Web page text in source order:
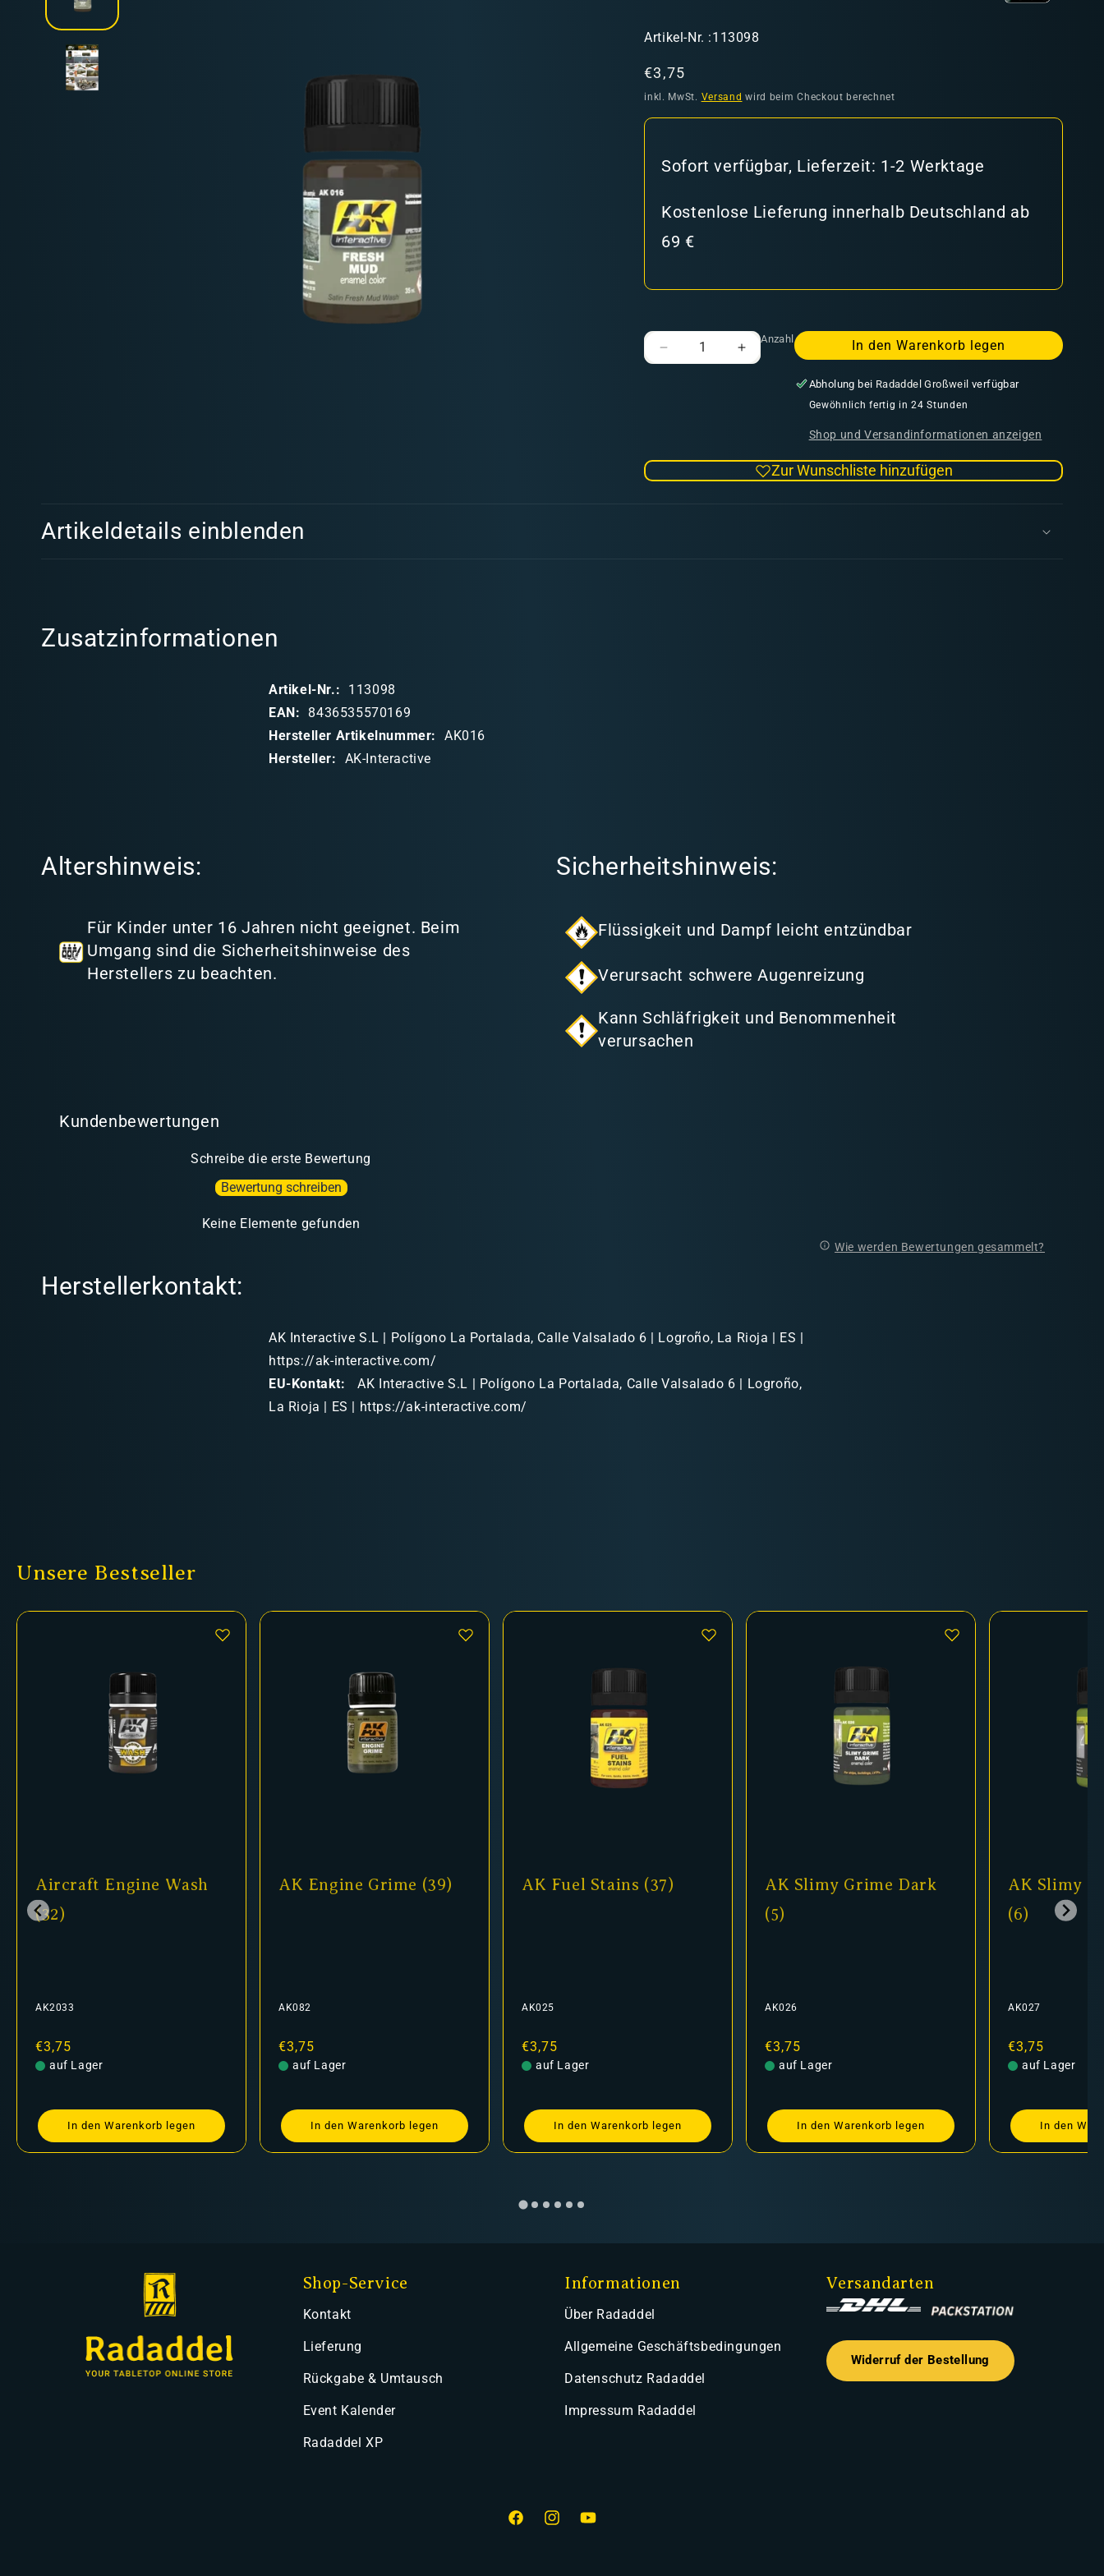
SKU:
Artikel-Nr. :113098
Normaler
Preis
€3,75
inkl. MwSt. Versand wird beim Checkout berechnet
Sofort verfügbar, Lieferzeit: 1-2 Werktage
Kostenlose Lieferung innerhalb Deutschland ab
69 €
In den Warenkorb legen
Abholung bei Radaddel Großweil verfügbar
Gewöhnlich fertig in 24 Stunden
Shop und Versandinformationen anzeigen
Anzahl
Verringere
(43)
Erhöhe
(43)
Zur Wunschliste hinzufügen
i
a
n
Artikeldetails einblenden
Zusatzinformationen
Artikel-Nr.:
113098
EAN:
8436535570169
Hersteller Artikelnummer:
AK016
Hersteller:
AK-Interactive
Altershinweis: Sicherheitshinweis:
Für Kinder unter 16 Jahren nicht geeignet. Beim
Umgang sind die Sicherheitshinweise des
Herstellers zu beachten.
Flüssigkeit und Dampf leicht entzündbar
Verursacht schwere Augenreizung
Kann Schläfrigkeit und Benommenheit
verursachen
Kundenbewertungen
Schreibe die erste Bewertung
Bewertung schreiben
Keine Elemente gefunden
Wie werden Bewertungen gesammelt?
Herstellerkontakt:
AK Interactive S.L | Polígono La Portalada, Calle Valsalado 6 | Logroño, La Rioja | ES |
https://ak-interactive.com/
EU-Kontakt:
AK Interactive S.L | Polígono La Portalada, Calle Valsalado 6 | Logroño,
La Rioja | ES | https://ak-interactive.com/
Unsere Bestseller
Aircraft Engine Wash
(32)
AK2033
Normaler
Preis
€3,75
auf Lager
In den Warenkorb legen
AK Engine Grime (39)
AK082
Normaler
Preis
€3,75
auf Lager
In den Warenkorb legen
AK Fuel Stains (37)
AK025
Normaler
Preis
€3,75
auf Lager
In den Warenkorb legen
AK Slimy Grime Dark
(5)
AK026
Normaler
Preis
€3,75
auf Lager
In den Warenkorb legen
AK Slimy
(6)
AK027
Normaler
Preis
€3,75
auf Lager
In den
Shop-Service
Kontakt
Lieferung
Rückgabe & Umtausch
Event Kalender
Radaddel XP
Informationen
Über Radaddel
Allgemeine Geschäftsbedingungen
Datenschutz Radaddel
Impressum Radaddel
Versandarten
Widerruf der Bestellung
FacebookInstagramYouTube
Deutschland: ab
Österreich & EU: ab
Schweiz: ab
nicht im Kaufpreis oder in den Versandkosten